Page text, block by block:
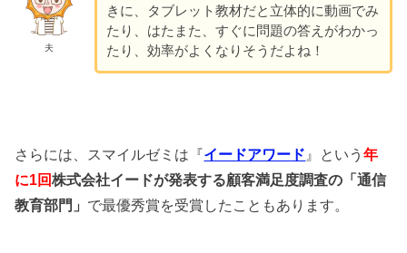
夫
きに、タブレット教材だと立体的に動画でみ
たり、はたまた、すぐに問題の答えがわかっ
たり、効率がよくなりそうだよね！
さらには、スマイルゼミは『イードアワード 』という年
に1回株式会社イードが発表する顧客満足度調査の「通信
教育部門」 で最優秀賞を受賞したこともあります。